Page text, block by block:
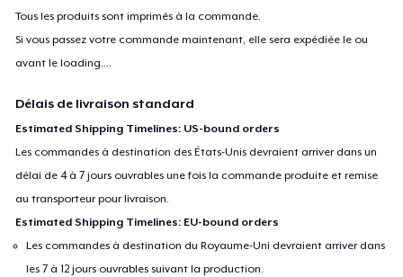
Tous les produits sont imprimés à la commande.
Si vous passez votre commande maintenant, elle sera expédiée le ou
avant leloading....
Délais de livraison standard
Estimated Shipping Timelines: US-bound orders
Les commandes à destination des États-Unis devraient arriver dans un
délai de 4 à 7 jours ouvrables une fois la commande produite et remise
au transporteur pour livraison.
Estimated Shipping Timelines: EU-bound orders
Les commandes à destination du Royaume-Uni devraient arriver dans
les 7 à 12 jours ouvrables suivant la production.